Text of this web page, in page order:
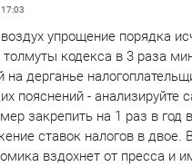
17:03
упрощение порядка
толмуты кодекса в 3 раза
на дерганье
пояснений - анализируйте
закрепить на 1 раз в год
ставок налогов в двое.
вздохнет от пресса и